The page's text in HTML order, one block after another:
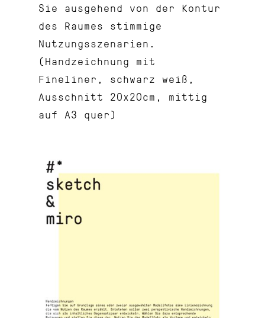
Sie ausgehend von der Kontur
des Raumes stimmige
Nutzungsszenarien.
(Handzeichnung mit
Fineliner, schwarz weiß,
Ausschnitt 20x20cm, mittig
auf A3 quer)